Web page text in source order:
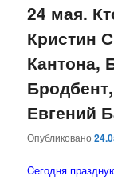
основному
содержимому
содержимому
24 мая.
Кристин
Кантона,
Евгений
Опубликовано
Cегодня